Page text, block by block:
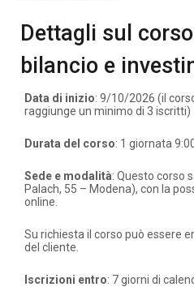
Dettagli sul
bilancio e
Data di inizio: 9/10/2026 (il
raggiunge un minimo di 3 iscritti)
Durata del corso: 1 giornata
Sede e modalità: Questo corso
Palach, 55 – Modena), con la
online.
Su richiesta il corso può essere
del cliente.
Iscrizioni entro: 7 giorni di